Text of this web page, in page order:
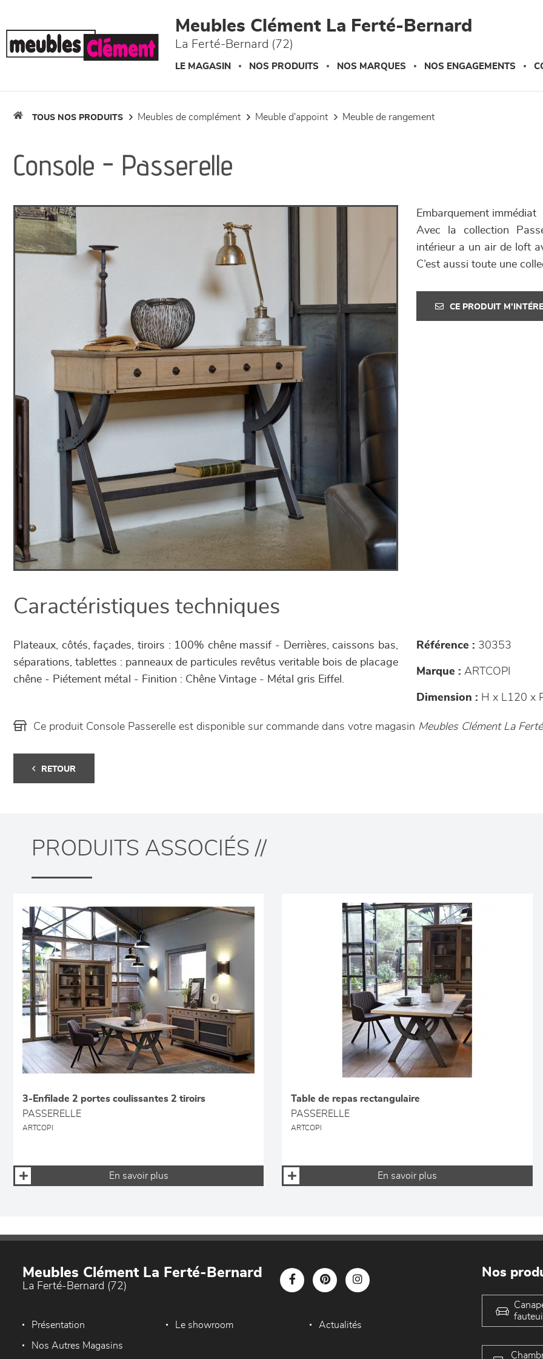
Meubles Clément La Ferté-Bernard
La Ferté-Bernard (72)
LE MAGASIN NOS PRODUITS NOS MARQUES NOS ENGAGEMENTS
TOUS NOS PRODUITS meubles de complément meuble d'appoint meuble de rangement
Console - Passerelle
Embarquement immédiat
Avec la collection
intérieur a un air de loft
C’est aussi toute une
CE PRODUIT
Caractéristiques techniques
Plateaux, côtés, façades, tiroirs : 100% chêne massif - Derrières, caissons bas,
séparations, tablettes : panneaux de particules revêtus veritable bois de placage
chêne - Piétement métal - Finition : Chêne Vintage - Métal gris Eiffel.
Référence : 30353
Marque : ARTCOPI
Dimension : H x L120 x
Ce produit Console Passerelle est disponible sur commande dans votre magasin Meubles Clément La
RETOUR
PRODUITS ASSOCIÉS //
3-Enfilade 2 portes coulissantes 2 tiroirs
PASSERELLE
ARTCOPI
En savoir plus
Table de repas rectangulaire
PASSERELLE
ARTCOPI
En savoir plus
Meubles Clément La Ferté-Bernard
La Ferté-Bernard (72)
Présentation Le showroom Actualités
Nos Autres Magasins
Nos